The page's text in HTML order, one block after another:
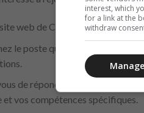
web de Costco, où vous
le poste qui correspond le
de répondre à toutes les
et vos compétences spécifiques.
interest, which
for a link at the
withdraw